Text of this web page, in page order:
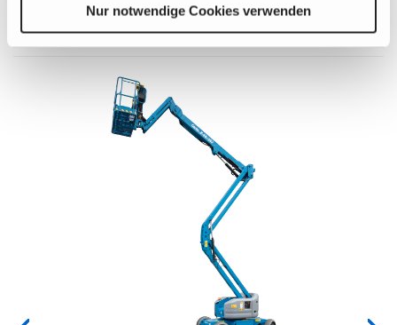
Nur notwendige Cookies verwenden
Verwandte Produkte, Anbauteile und
Zubehör